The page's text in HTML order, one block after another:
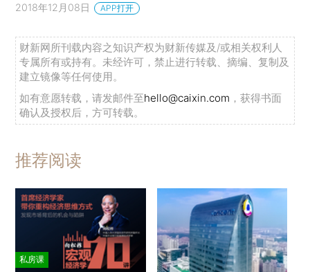
2018年12月08日 APP打开
财新网所刊载内容之知识产权为财新传媒及/或相关权利人
专属所有或持有。未经许可，禁止进行转载、摘编、复制及
建立镜像等任何使用。
如有意愿转载，请发邮件至hello@caixin.com ，获得书面
确认及授权后，方可转载。
推荐阅读
私房课